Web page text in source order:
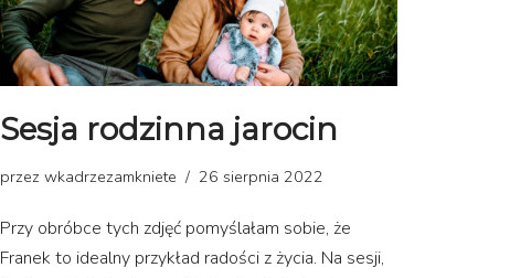
Sesja rodzinna jarocin
przez wkadrzezamkniete 26 sierpnia 2022
Przy obróbce tych zdjęć pomyślałam sobie, że
Franek to idealny przykład radości z życia. Na sesji,